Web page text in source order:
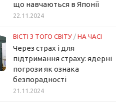
що навчаються в Японії
22.11.2024
ВІСТІ З ТОГО СВІТУ / НА ЧАСІ
Через страх і для
підтримання страху: ядерні
погрози як ознака
безпорадності
21.11.2024